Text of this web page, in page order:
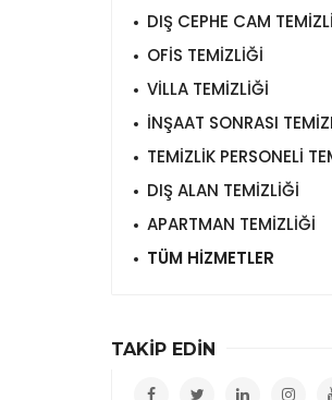
DIŞ CEPHE CAM
OFİS TEMİZLİĞİ
VİLLA TEMİZLİĞİ
İNŞAAT SONRASI
TEMİZLİK PERSONELİ
DIŞ ALAN TEMİZLİĞİ
APARTMAN TEMİZLİĞİ
TÜM HİZMETLER
TAKİP EDİN